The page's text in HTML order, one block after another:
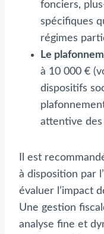
fonciers,
spécifiques
régimes
Le
à 10 000 €
dispositifs
attentive
Il est
à disposition par
évaluer l’impact
Une gestion
analyse fine et